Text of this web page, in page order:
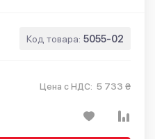
Код товара: 5055-02
Цена с НДС: 5 733 ₴